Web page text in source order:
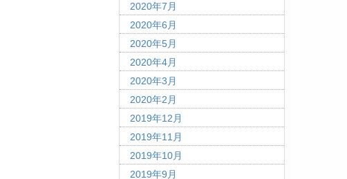
2020年7月
2020年6月
2020年5月
2020年4月
2020年3月
2020年2月
2019年12月
2019年11月
2019年10月
2019年9月